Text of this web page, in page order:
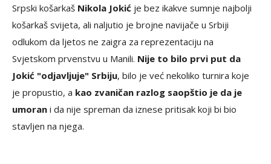
Srpski košarkaš Nikola Jokić je bez ikakve sumnje najbolji
košarkaš svijeta, ali naljutio je brojne navijače u Srbiji
odlukom da ljetos ne zaigra za reprezentaciju na
Svjetskom prvenstvu u Manili. Nije to bilo prvi put da
Jokić "odjavljuje" Srbiju, bilo je već nekoliko turnira koje
je propustio, a kao zvaničan razlog saopštio je da je
umoran i da nije spreman da iznese pritisak koji bi bio
stavljen na njega.